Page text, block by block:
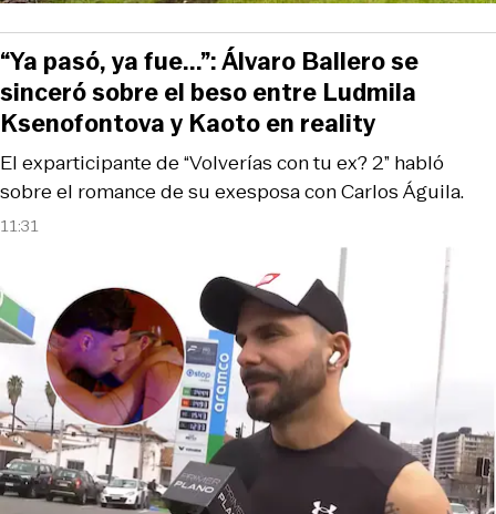
11:31
El exparticipante de “Volverías con tu ex? 2” habló
sobre el romance de su exesposa con Carlos Águila.
“Ya pasó, ya fue...”: Álvaro Ballero se
sinceró sobre el beso entre Ludmila
Ksenofontova y Kaoto en reality